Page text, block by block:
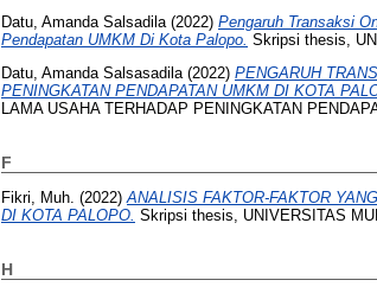
Datu, Amanda Salsadila(2022) Pengaruh Transaksi
Pendapatan UMKM Di Kota Palopo. Skripsi thesis,
Datu, Amanda Salsasadila(2022) PENGARUH
PENINGKATAN PENDAPATAN UMKM DI KOTA
LAMA USAHA TERHADAP PENINGKATAN
F
Fikri, Muh. (2022) ANALISIS FAKTOR-FAKTOR
DI KOTA PALOPO. Skripsi thesis, UNIVERSITAS
H